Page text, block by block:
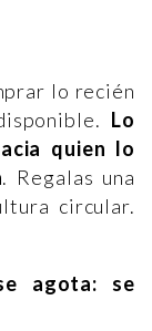
lo recién
Lo
quien lo
. Regalas una
circular.
agota: se